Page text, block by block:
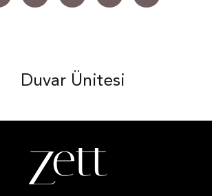
Duvar Ünitesi